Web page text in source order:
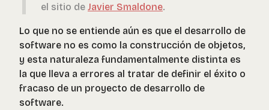
el sitio de Javier Smaldone.
Lo que no se entiende aún es que el desarrollo de
software no es como la construcción de objetos,
y esta naturaleza fundamentalmente distinta es
la que lleva a errores al tratar de definir el éxito o
fracaso de un proyecto de desarrollo de
software.